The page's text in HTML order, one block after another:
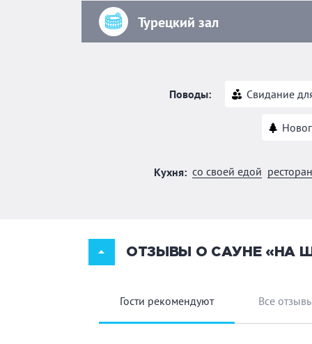
Турецкий зал
Поводы: Свидание
Кухня: со своей едой
ОТЗЫВЫ О САУНЕ «НА
Гости рекомендуют Все